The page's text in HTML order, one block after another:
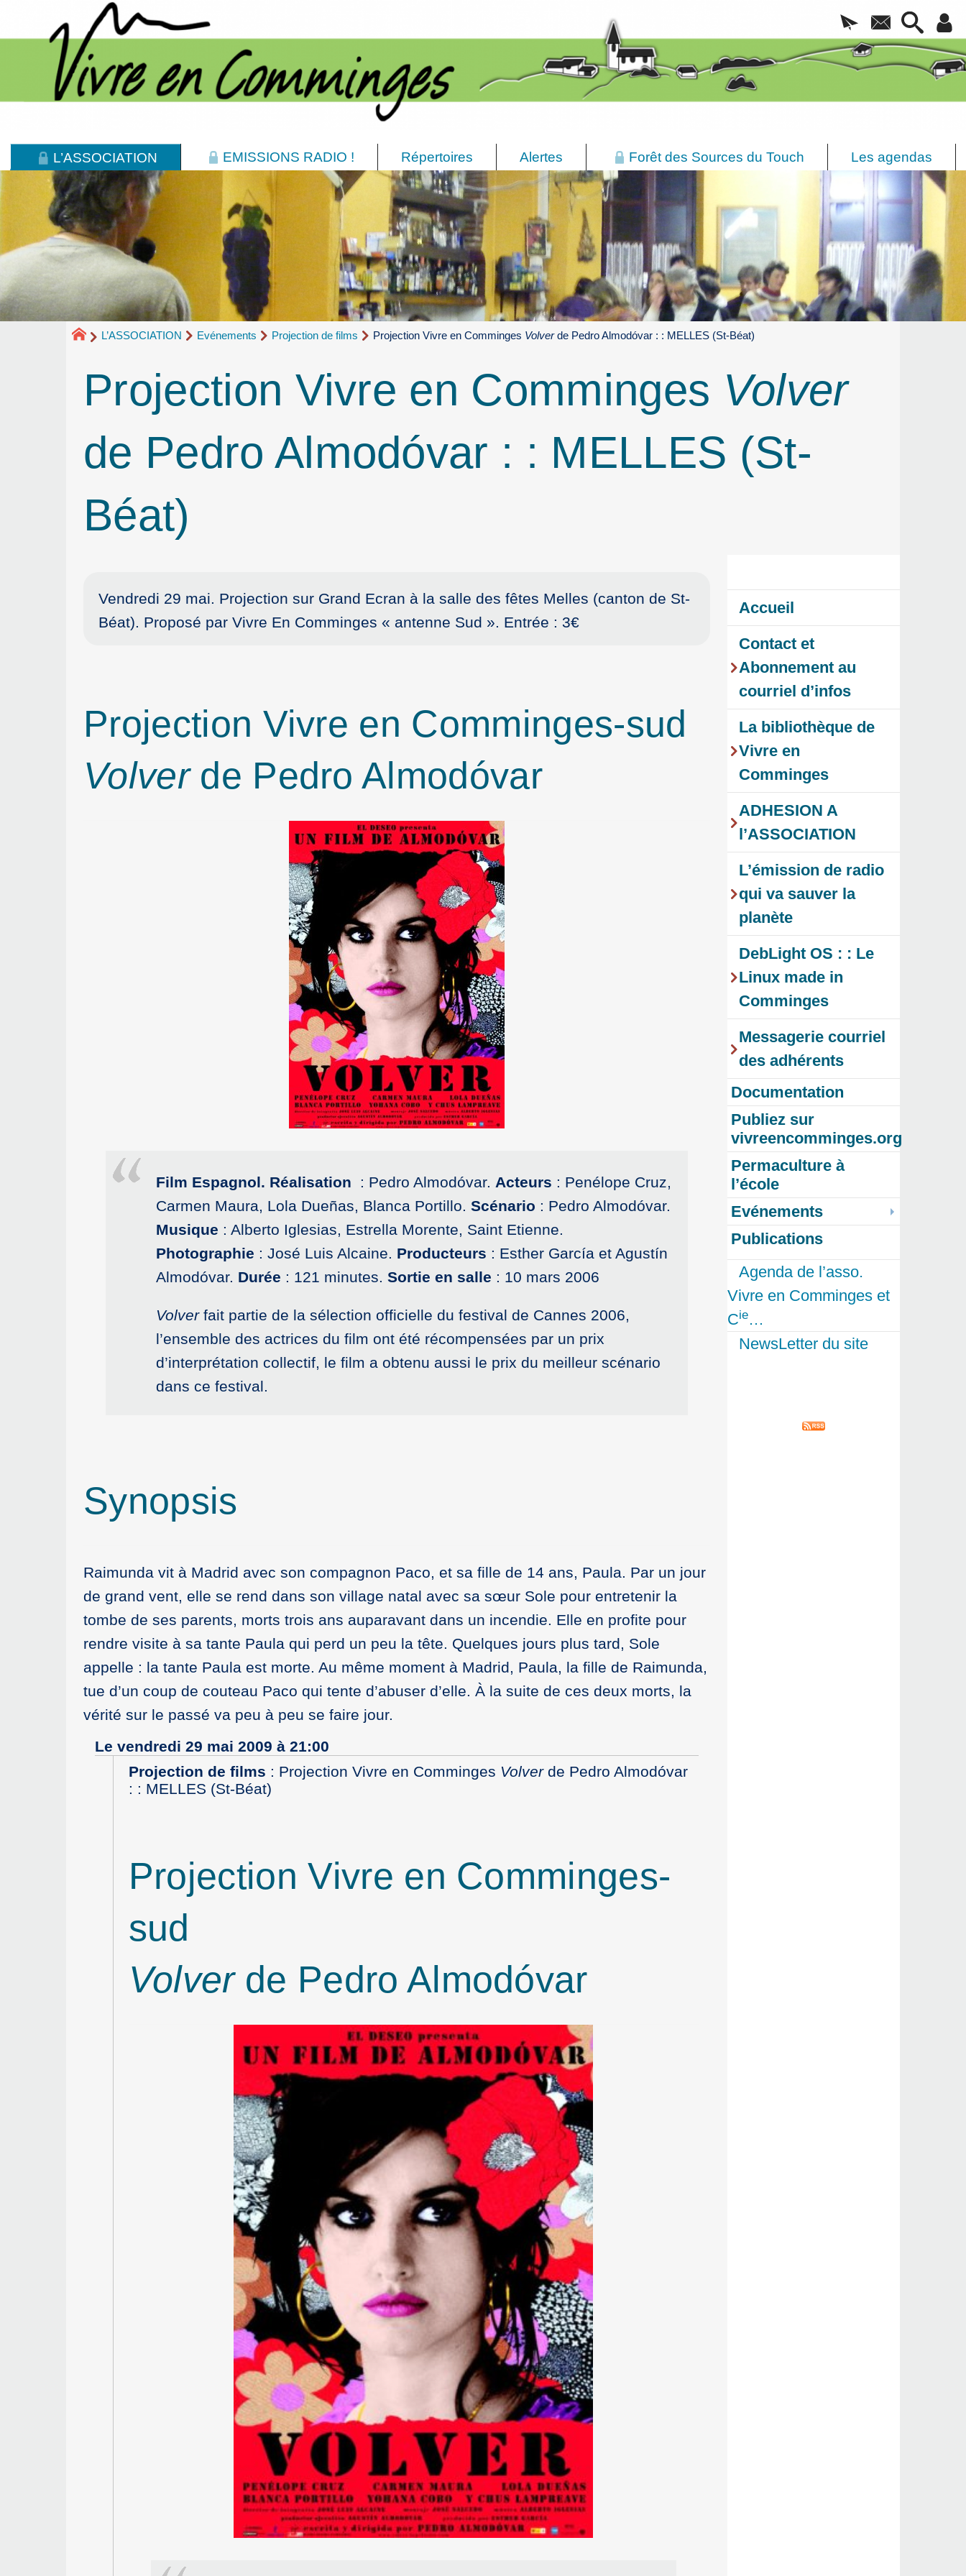
L’ASSOCIATION EMISSIONS RADIO ! Répertoires Alertes Forêt des Sources du Touch Les agendas
L’ASSOCIATION Evénements Projection de films Projection Vivre en Comminges Volverde Pedro Almodóvar : : MELLES (St-Béat)
Projection Vivre en Comminges Volver
de Pedro Almodóvar : : MELLES (St-
Béat)
Vendredi 29 mai. Projection sur Grand Ecran à la salle des fêtes Melles (canton de St-
Béat). Proposé par Vivre En Comminges « antenne Sud ». Entrée : 3€
Projection Vivre en Comminges-sud
Volverde Pedro Almodóvar
Film Espagnol. Réalisation : Pedro Almodóvar. Acteurs : Penélope Cruz,
Carmen Maura, Lola Dueñas, Blanca Portillo.Scénario : Pedro Almodóvar.
Musique : Alberto Iglesias, Estrella Morente, Saint Etienne.
Photographie : José Luis Alcaine. Producteurs : Esther García et Agustín
Almodóvar. Durée : 121 minutes.Sortie en salle : 10 mars 2006
Volverfait partie de la sélection officielle du festival de Cannes 2006,
l’ensemble des actrices du film ont été récompensées par un prix
d’interprétation collectif, le film a obtenu aussi le prix du meilleur scénario
dans ce festival.
Synopsis
Raimunda vit à Madrid avec son compagnon Paco, et sa fille de 14 ans, Paula. Par un jour
de grand vent, elle se rend dans son village natal avec sa sœur Sole pour entretenir la
tombe de ses parents, morts trois ans auparavant dans un incendie. Elle en profite pour
rendre visite à sa tante Paula qui perd un peu la tête. Quelques jours plus tard, Sole
appelle : la tante Paula est morte. Au même moment à Madrid, Paula, la fille de Raimunda,
tue d’un coup de couteau Paco qui tente d’abuser d’elle. À la suite de ces deux morts, la
vérité sur le passé va peu à peu se faire jour.
Le vendredi 29 mai 2009 à 21:00
Projection de films : Projection Vivre en Comminges Volverde Pedro Almodóvar
: : MELLES (St-Béat)
Projection Vivre en Comminges-
sud
Volverde Pedro Almodóvar
Accueil
Contact et
Abonnement au
courriel d’infos
La bibliothèque de
Vivre en
Comminges
ADHESION A
l’ASSOCIATION
L’émission de radio
qui va sauver la
planète
DebLight OS : : Le
Linux made in
Comminges
Messagerie courriel
des adhérents
Documentation
Publiez sur
vivreencomminges.org
Permaculture à
l’école
Evénements
Publications
Agenda de l’asso.
Vivre en Comminges et
Cie…
NewsLetter du site